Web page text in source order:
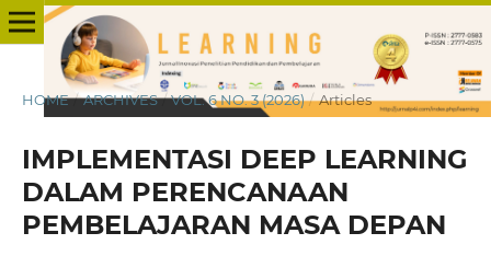
HOME / ARCHIVES / VOL. 6 NO. 3 (2026) / Articles
IMPLEMENTASI DEEP LEARNING
DALAM PERENCANAAN
PEMBELAJARAN MASA DEPAN